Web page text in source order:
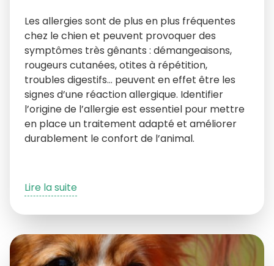
Les allergies sont de plus en plus fréquentes
chez le chien et peuvent provoquer des
symptômes très gênants : démangeaisons,
rougeurs cutanées, otites à répétition,
troubles digestifs… peuvent en effet être les
signes d’une réaction allergique. Identifier
l’origine de l’allergie est essentiel pour mettre
en place un traitement adapté et améliorer
durablement le confort de l’animal.
Lire la suite